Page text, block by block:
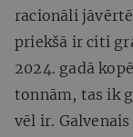
racionāli
priekšā ir citi
2024. gadā
tonnām, tas ik
vēl ir.